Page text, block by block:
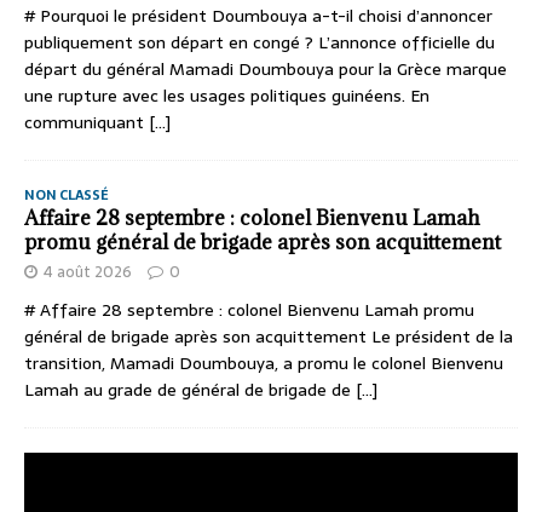
# Pourquoi le président Doumbouya a-t-il choisi d’annoncer
publiquement son départ en congé ? L’annonce officielle du
départ du général Mamadi Doumbouya pour la Grèce marque
une rupture avec les usages politiques guinéens. En
communiquant [...]
NON CLASSÉ
Affaire 28 septembre : colonel Bienvenu Lamah
promu général de brigade après son acquittement
4 août 2026 0
# Affaire 28 septembre : colonel Bienvenu Lamah promu
général de brigade après son acquittement Le président de la
transition, Mamadi Doumbouya, a promu le colonel Bienvenu
Lamah au grade de général de brigade de [...]